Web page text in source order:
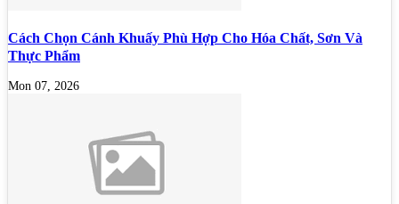
Cách Chọn Cánh Khuấy Phù Hợp Cho Hóa Chất, Sơn Và
Thực Phẩm
Mon 07, 2026